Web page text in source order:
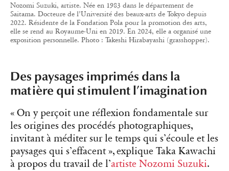
Nozomi Suzuki, artiste. Née en 1983 dans le département de
Saitama. Docteure de l’Université des beaux-arts de Tokyo depuis
2022. Résidente de la Fondation Pola pour la promotion des arts,
elle se rend au Royaume-Uni en 2019. En 2024, elle a organisé une
exposition personnelle. Photo : Takeshi Hirabayashi (grasshopper).
Des paysages imprimés dans la
matière qui stimulent l’imagination
« On y perçoit une réflexion fondamentale sur
les origines des procédés photographiques,
invitant à méditer sur le temps qui s’écoule et les
paysages qui s’effacent », explique Taka Kawachi
à propos du travail de l’artiste Nozomi Suzuki.